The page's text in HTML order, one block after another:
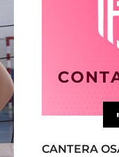
CANTERA